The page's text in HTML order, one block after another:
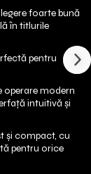
foarte bună
în titlurile
pentru
operare modern
intuitivă și
și compact, cu
pentru orice